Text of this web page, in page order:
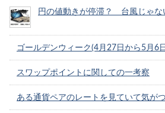
円の値動きが停滞？ 台風じゃな
ゴールデンウィーク(4月27日から5月6
スワップポイントに関しての一考察
ある通貨ペアのレートを見ていて気が